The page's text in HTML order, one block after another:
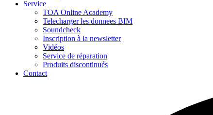
Service
TOA Online Academy
Telecharger les donnees BIM
Soundcheck
Inscription à la newsletter
Vidéos
Service de réparation
Produits discontinués
Contact